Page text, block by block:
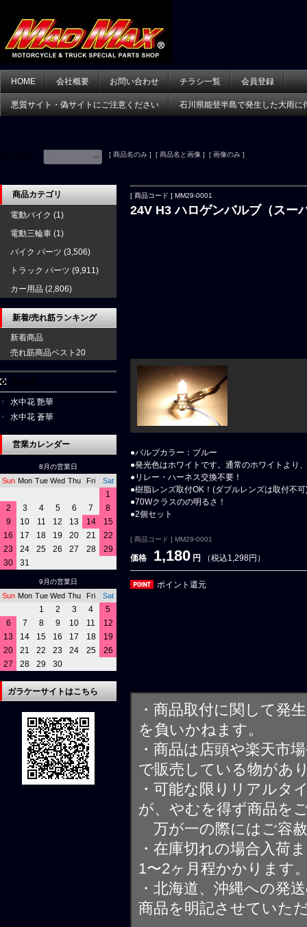
HOME 会社概要 お問い合わせ チラシ一覧 会員登録
悪質サイト・偽サイトにご注意ください 石川県能登半島で発生した大雨に
[ 商品名のみ ] [ 商品名と画像 ] [ 画像のみ ]
[ 商品コード ] MM29-0001
24V H3 ハロゲンバルブ（スー
●バルブカラー：ブルー
●発光色はホワイトです。通常のホワイトより
●リレー・ハーネス交換不要！
●樹脂レンズ取付OK！(ダブルレンズは取付不可
●70Wクラスのの明るさ！
●2個セット
[ 商品コード ] MM29-0001
価格 1,180 円 （税込1,298円）
ポイント還元
・商品取付に関して発
を負いかねます。
・商品は店頭や楽天市
で販売している物があ
・可能な限りリアルタ
が、やむを得ず商品を
万が一の際にはご容
・在庫切れの場合入荷
1〜2ヶ月程かかります
・北海道、沖縄への発
商品を明記させていた
商品カテゴリ
電動バイク (1)
電動三輪車 (1)
バイク パーツ (3,506)
トラック パーツ (9,911)
カー用品 (2,806)
新着/売れ筋ランキング
新着商品
売れ筋商品ベスト20
水中花 艶華
水中花 蒼華
営業カレンダー
8月の営業日
Sun Mon Tue Wed Thu Fri Sat
1
2
3 4 5 6 7
8
9
10 11 12 13 14
15
16
17 18 19 20 21
22
23
24 25 26 27 28
29
30
31
9月の営業日
Sun Mon Tue Wed Thu Fri Sat
1 2 3 4
5
6
7 8 9 10 11
12
13
14 15 16 17 18
19
20
21 22 23 24 25
26
27
28 29 30
ガラケーサイトはこちら